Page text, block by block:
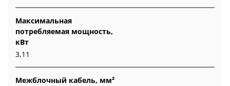
Максимальная
потребляемая мощность,
кВт
3,11
Межблочный кабель, мм²